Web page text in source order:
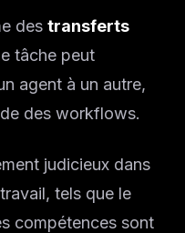
des transferts
tâche peut
agent à un autre,
des workflows.
judicieux dans
tels que le
compétences sont